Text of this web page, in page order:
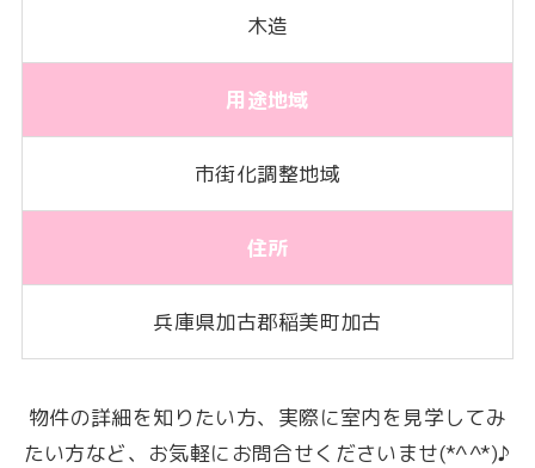
木造
用途地域
市街化調整地域
住所
兵庫県加古郡稲美町加古
物件の詳細を知りたい方、実際に室内を見学してみ
たい方など、お気軽にお問合せくださいませ(*^^*)♪